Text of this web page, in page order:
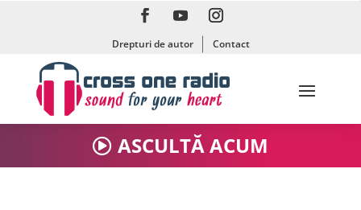
Drepturi de autor Contact
ASCULTĂ ACUM